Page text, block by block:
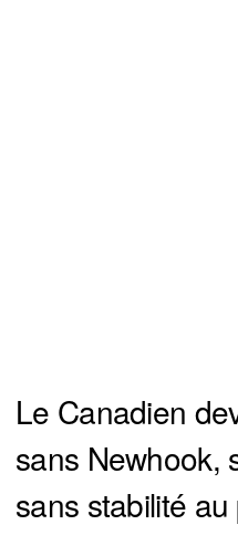
Le Canadien
sans Newhook,
sans stabilité